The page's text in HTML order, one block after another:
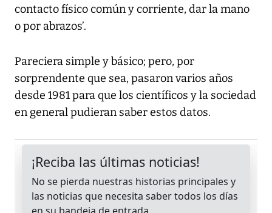
contacto físico común y corriente, dar la mano
o por abrazos’.
Pareciera simple y básico; pero, por
sorprendente que sea, pasaron varios años
desde 1981 para que los científicos y la sociedad
en general pudieran saber estos datos.